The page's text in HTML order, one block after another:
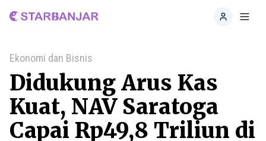
Home
Ekonomi dan Bisnis
Didukung Arus Kas
Kuat, NAV Saratoga
Capai Rp49,8 Triliun di